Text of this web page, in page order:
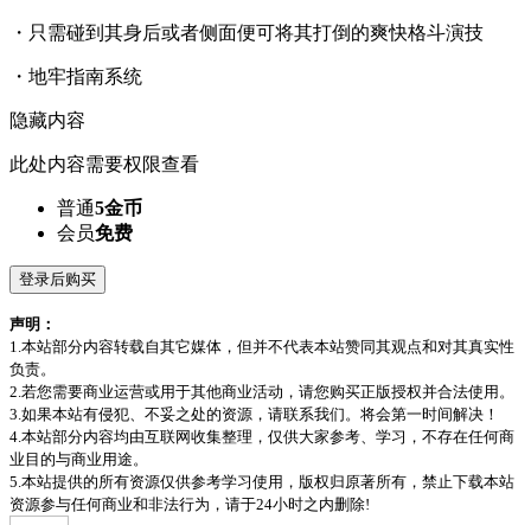
・只需碰到其身后或者侧面便可将其打倒的爽快格斗演技
・地牢指南系统
隐藏内容
此处内容需要权限查看
普通5金币
会员免费
登录后购买
声明：
1.本站部分内容转载自其它媒体，但并不代表本站赞同其观点和对其真实性
负责。
2.若您需要商业运营或用于其他商业活动，请您购买正版授权并合法使用。
3.如果本站有侵犯、不妥之处的资源，请联系我们。将会第一时间解决！
4.本站部分内容均由互联网收集整理，仅供大家参考、学习，不存在任何商
业目的与商业用途。
5.本站提供的所有资源仅供参考学习使用，版权归原著所有，禁止下载本站
资源参与任何商业和非法行为，请于24小时之内删除!